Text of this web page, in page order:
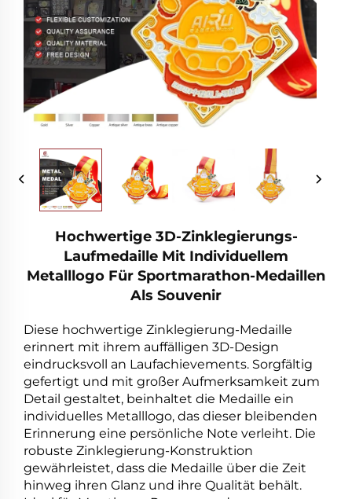
Hochwertige 3D-Zinklegierungs-
Laufmedaille Mit Individuellem
Metalllogo Für Sportmarathon-Medaillen
Als Souvenir
Diese hochwertige Zinklegierung-Medaille
erinnert mit ihrem auffälligen 3D-Design
eindrucksvoll an Laufachievements. Sorgfältig
gefertigt und mit großer Aufmerksamkeit zum
Detail gestaltet, beinhaltet die Medaille ein
individuelles Metalllogo, das dieser bleibenden
Erinnerung eine persönliche Note verleiht. Die
robuste Zinklegierung-Konstruktion
gewährleistet, dass die Medaille über die Zeit
hinweg ihren Glanz und ihre Qualität behält.